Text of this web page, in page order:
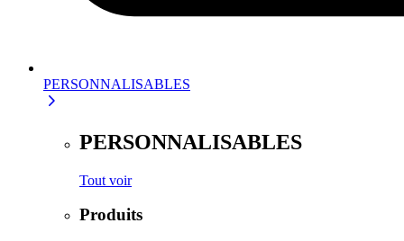
PERSONNALISABLES
PERSONNALISABLES
Tout voir
Produits